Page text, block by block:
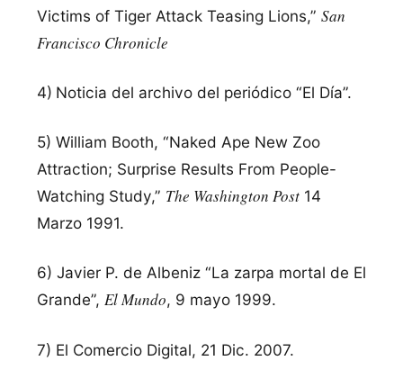
Victims of Tiger Attack Teasing Lions,” San
Francisco Chronicle
4) Noticia del archivo del periódico “El Día”.
5) William Booth, “Naked Ape New Zoo
Attraction; Surprise Results From People-
Watching Study,” The Washington Post14
Marzo 1991.
6) Javier P. de Albeniz “La zarpa mortal de El
Grande”, El Mundo, 9 mayo 1999.
7) El Comercio Digital, 21 Dic. 2007.